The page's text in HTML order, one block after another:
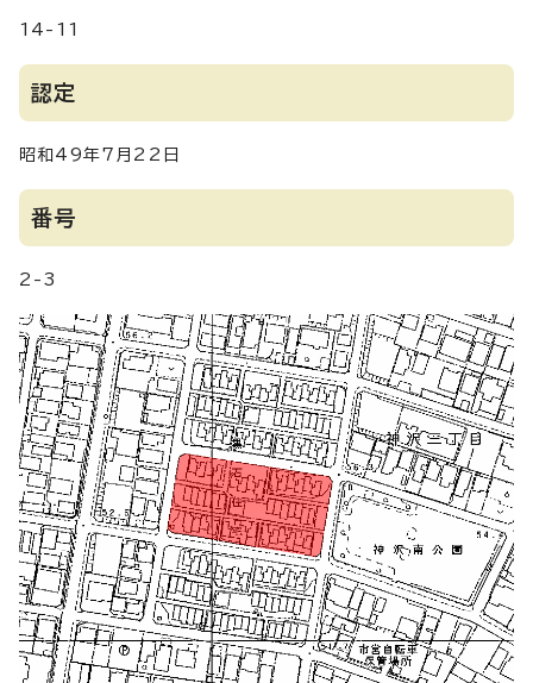
14-11
認定
昭和49年7月22日
番号
2-3